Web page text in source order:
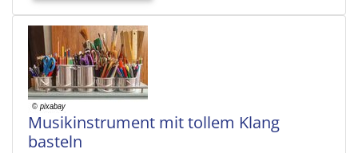
Musikinstrument mit tollem Klang
basteln